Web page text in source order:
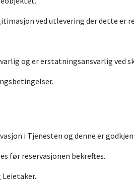
ved utlevering der dette er
og er erstatningsansvarlig ved
i Tjenesten og denne er
før reservasjonen bekreftes.